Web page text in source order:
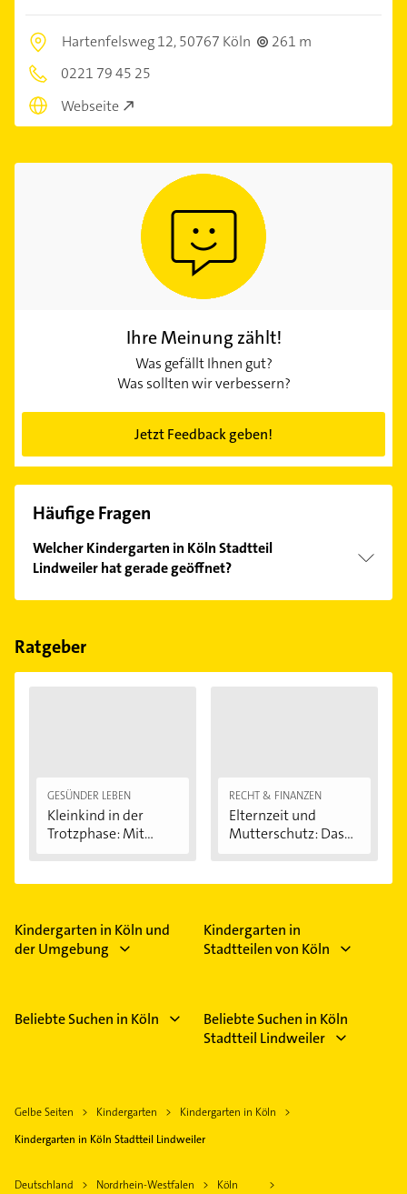
Hartenfelsweg 12,50767 Köln
261 m
0221 79 45 25
Webseite
Ihre Meinung zählt!
Was gefällt Ihnen gut?
Was sollten wir verbessern?
Jetzt Feedback geben!
Häufige Fragen
Welcher Kindergarten in Köln Stadtteil
Lindweiler hat gerade geöffnet?
Im Anbieter-Bereich finden Sie alleÖffnungszeiten.
Feiertagen abweichen können.
Ratgeber
GESÜNDER LEBEN
Kleinkind in der
Trotzphase: Mit...
RECHT & FINANZEN
Elternzeit und
Mutterschutz: Das...
Kindergarten in Köln und
der Umgebung
Kindergarten in
Stadtteilen von Köln
Beliebte Suchen in Köln
Beliebte Suchen in Köln
Stadtteil Lindweiler
Gelbe Seiten Kindergarten
Kindergarten in Köln
Kindergarten in Köln Stadtteil Lindweiler
Deutschland Nordrhein-Westfalen
Köln